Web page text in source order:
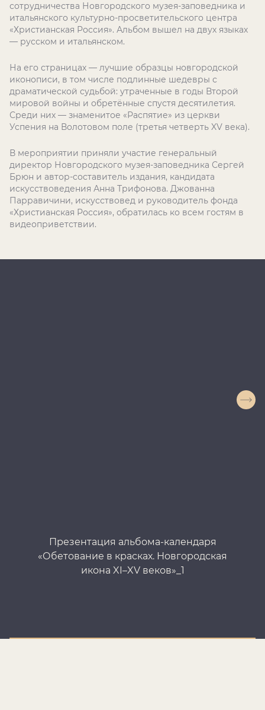
сотрудничества Новгородского музея-заповедника и
итальянского культурно-просветительского центра
«Христианская Россия». Альбом вышел на двух языках
— русском и итальянском.
На его страницах — лучшие образцы новгородской
иконописи, в том числе подлинные шедевры с
драматической судьбой: утраченные в годы Второй
мировой войны и обретённые спустя десятилетия.
Среди них — знаменитое «Распятие» из церкви
Успения на Волотовом поле (третья четверть XV века).
В мероприятии приняли участие генеральный
директор Новгородского музея-заповедника Сергей
Брюн и автор-составитель издания, кандидата
искусствоведения Анна Трифонова. Джованна
Парравичини, искусствовед и руководитель фонда
«Христианская Россия», обратилась ко всем гостям в
видеоприветствии.
Презентация альбома-календаря
«Обетование в красках. Новгородская
икона XI–XV веков»_1